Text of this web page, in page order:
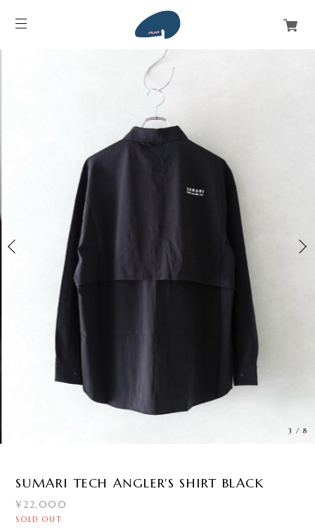
3 /8
SUMARI TECH ANGLER'S SHIRT BLACK
¥22,000
SOLD OUT